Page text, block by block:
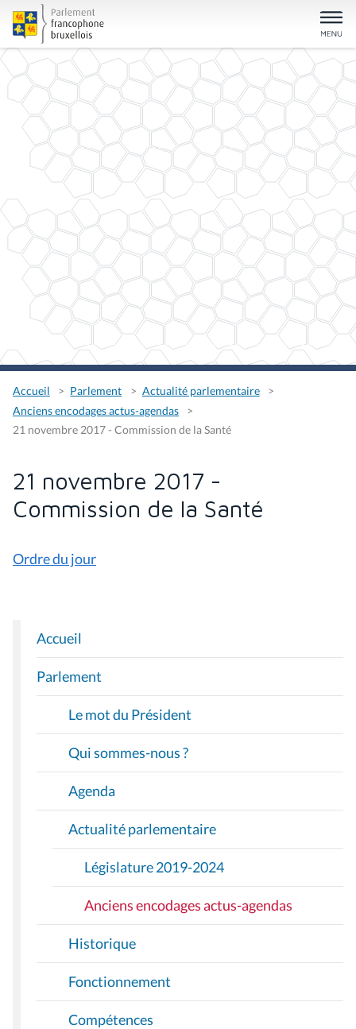
Accueil Parlement
Actualité parlementaire
Anciens encodages actus-agendas
21 novembre 2017 - Commission de la Santé
21 novembre 2017 -
Commission de la Santé
Ordre du jour
N
A
V
G
T
O
Accueil
Parlement
Le mot du Président
Qui sommes-nous ?
Agenda
Actualité parlementaire
Législature 2019-2024
Anciens encodages actus-agendas
Historique
Fonctionnement
Compétences